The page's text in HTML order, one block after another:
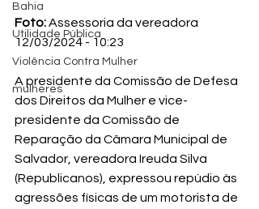
Bahia
Utilidade Pública
Violência Contra Mulher
mulheres
Foto: Assessoria da vereadora
12/03/2024 - 10:23
A presidente da Comissão de Defesa
dos Direitos da Mulher e vice-
presidente da Comissão de
Reparação da Câmara Municipal de
Salvador, vereadora Ireuda Silva
(Republicanos), expressou repúdio às
agressões físicas de um motorista de